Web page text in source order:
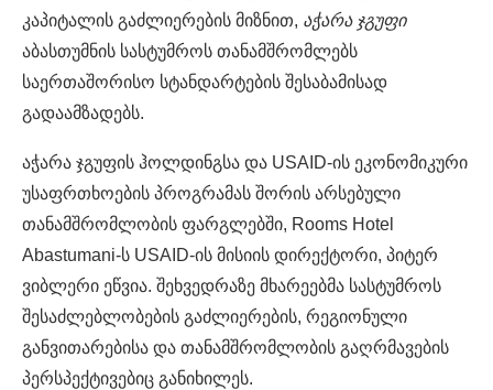
კაპიტალის გაძლიერების მიზნით, აჭარა ჯგუფი
აბასთუმნის სასტუმროს თანამშრომლებს
საერთაშორისო სტანდარტების შესაბამისად
გადაამზადებს.
აჭარა ჯგუფის ჰოლდინგსა და USAID-ის ეკონომიკური
უსაფრთხოების პროგრამას შორის არსებული
თანამშრომლობის ფარგლებში, Rooms Hotel
Abastumani-ს USAID-ის მისიის დირექტორი, პიტერ
ვიბლერი ეწვია. შეხვედრაზე მხარეებმა სასტუმროს
შესაძლებლობების გაძლიერების, რეგიონული
განვითარებისა და თანამშრომლობის გაღრმავების
პერსპექტივებიც განიხილეს.